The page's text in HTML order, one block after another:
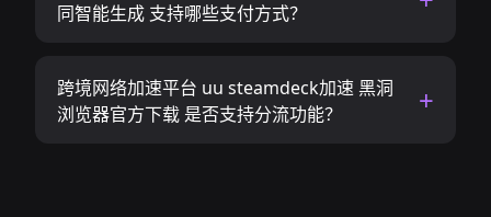
同智能生成 支持哪些支付方式？
跨境网络加速平台 uu steamdeck加速 黑洞
浏览器官方下载 是否支持分流功能？